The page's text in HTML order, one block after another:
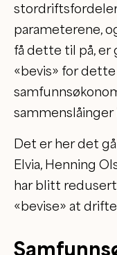
parameterene,
få dette til på, er
«bevis» for
sammenslåinger
Det er her det
Elvia, Henning
har blitt
«bevise» at